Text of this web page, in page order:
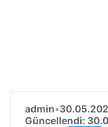
admin•
Güncellendi: